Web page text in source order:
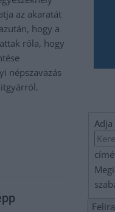
az akaratát
hogy a
róla, hogy
népszavazás